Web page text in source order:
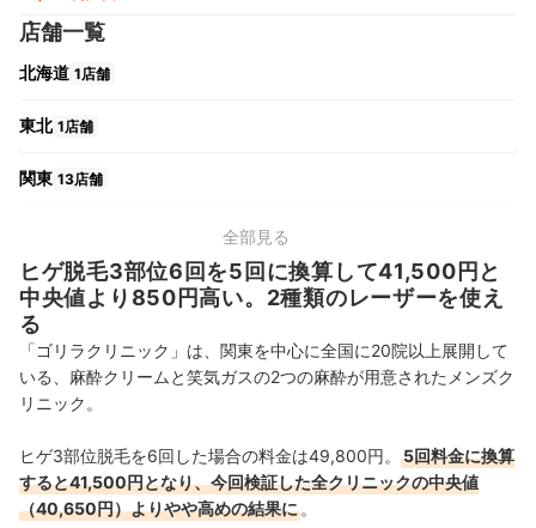
店舗一覧
北海道 1店舗
東北 1店舗
関東 13店舗
関西 4店舗
中国・四国
九州・沖縄 1店舗
全部見る
ヒゲ脱毛3部位6回を5回に換算して41,500円と
中央値より850円高い。2種類のレーザーを使え
る
「ゴリラクリニック」は、関東を中心に全国に20院以上展開して
いる、麻酔クリームと笑気ガスの2つの麻酔が用意されたメンズク
リニック。
ヒゲ3部位脱毛を6回した場合の料金は49,800円。
5回料金に換算
すると41,500円となり、今回検証した全クリニックの中央値
（40,650円）よりやや高めの結果に 。